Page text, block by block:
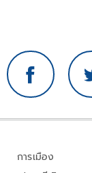
การเมือง